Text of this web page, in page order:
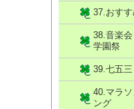
37.おす
38.音楽会
学園祭
39.七五三
40.マラ
ング